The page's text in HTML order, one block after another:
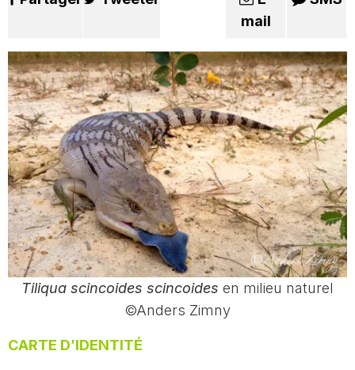
mail
Tiliqua scincoides scincoides en milieu naturel
©Anders Zimny
CARTE D’IDENTITÉ